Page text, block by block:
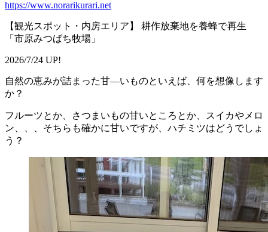
https://www.norarikurari.net
【観光スポット・内房エリア】 耕作放棄地を養蜂で再生
「市原みつばち牧場」
2026/7/24 UP!
自然の恵みが詰まった甘―いものといえば、何を想像します
か？
フルーツとか、さつまいもの甘いところとか、スイカやメロ
ン、、、そちらも確かに甘いですが、ハチミツはどうでしょ
う？